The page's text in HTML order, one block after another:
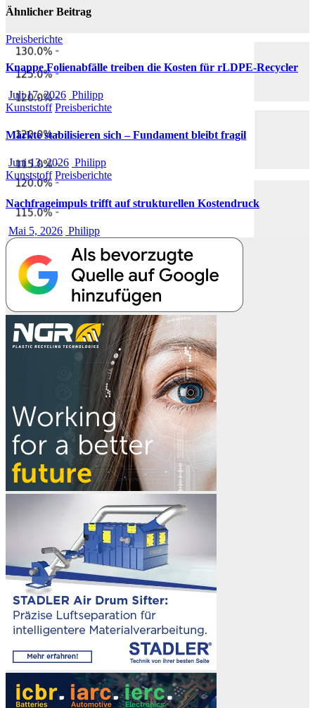
Ähnlicher Beitrag
Preisberichte
Knappe Folienabfälle treiben die Kosten für rLDPE-Recycler
Juli 17, 2026 Philipp
Kunststoff Preisberichte
Märkte stabilisieren sich – Fundament bleibt fragil
Juni 13, 2026 Philipp
Kunststoff Preisberichte
Nachfrageimpuls trifft auf strukturellen Kostendruck
Mai 5, 2026 Philipp